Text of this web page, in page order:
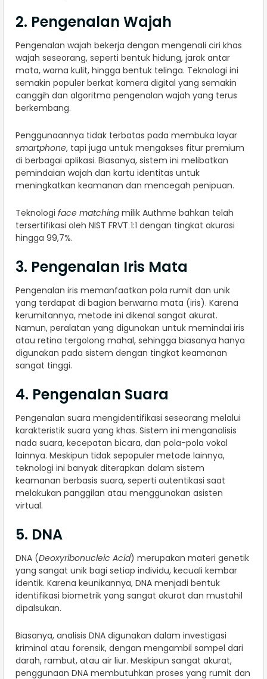
2. Pengenalan Wajah
Pengenalan wajah bekerja dengan mengenali ciri khas
wajah seseorang, seperti bentuk hidung, jarak antar
mata, warna kulit, hingga bentuk telinga. Teknologi ini
semakin populer berkat kamera digital yang semakin
canggih dan algoritma pengenalan wajah yang terus
berkembang.
Penggunaannya tidak terbatas pada membuka layar
smartphone, tapi juga untuk mengakses fitur premium
di berbagai aplikasi. Biasanya, sistem ini melibatkan
pemindaian wajah dan kartu identitas untuk
meningkatkan keamanan dan mencegah penipuan.
Teknologi face matching milik Authme bahkan telah
tersertifikasi oleh NIST FRVT 1:1 dengan tingkat akurasi
hingga 99,7%.
3. Pengenalan Iris Mata
Pengenalan iris memanfaatkan pola rumit dan unik
yang terdapat di bagian berwarna mata (iris). Karena
kerumitannya, metode ini dikenal sangat akurat.
Namun, peralatan yang digunakan untuk memindai iris
atau retina tergolong mahal, sehingga biasanya hanya
digunakan pada sistem dengan tingkat keamanan
sangat tinggi.
4. Pengenalan Suara
Pengenalan suara mengidentifikasi seseorang melalui
karakteristik suara yang khas. Sistem ini menganalisis
nada suara, kecepatan bicara, dan pola-pola vokal
lainnya. Meskipun tidak sepopuler metode lainnya,
teknologi ini banyak diterapkan dalam sistem
keamanan berbasis suara, seperti autentikasi saat
melakukan panggilan atau menggunakan asisten
virtual.
5. DNA
DNA (Deoxyribonucleic Acid) merupakan materi genetik
yang sangat unik bagi setiap individu, kecuali kembar
identik. Karena keunikannya, DNA menjadi bentuk
identifikasi biometrik yang sangat akurat dan mustahil
dipalsukan.
Biasanya, analisis DNA digunakan dalam investigasi
kriminal atau forensik, dengan mengambil sampel dari
darah, rambut, atau air liur. Meskipun sangat akurat,
penggunaan DNA membutuhkan proses yang rumit dan